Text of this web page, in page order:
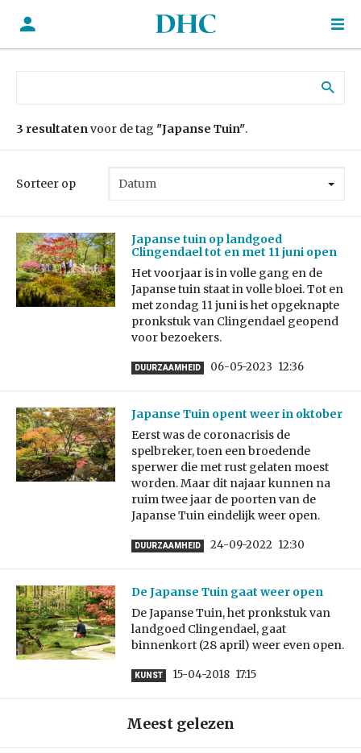
3 resultatenvoor de tag "Japanse Tuin".
Sorteer op
Japanse tuin op landgoed
Clingendael tot en met 11 juni open
Het voorjaar is in volle gang en de
Japanse tuin staat in volle bloei. Tot en
met zondag 11 juni is het opgeknapte
pronkstuk van Clingendael geopend
voor bezoekers.
DUURZAAMHEID 06-05-2023 12:36
Japanse Tuin opent weer in oktober
Eerst was de coronacrisis de
spelbreker, toen een broedende
sperwer die met rust gelaten moest
worden. Maar dit najaar kunnen na
ruim twee jaar de poorten van de
Japanse Tuin eindelijk weer open.
DUURZAAMHEID 24-09-2022 12:30
De Japanse Tuin gaat weer open
De Japanse Tuin, het pronkstuk van
landgoed Clingendael, gaat
binnenkort (28 april) weer even open.
KUNST 15-04-2018 17:15
Meest gelezen